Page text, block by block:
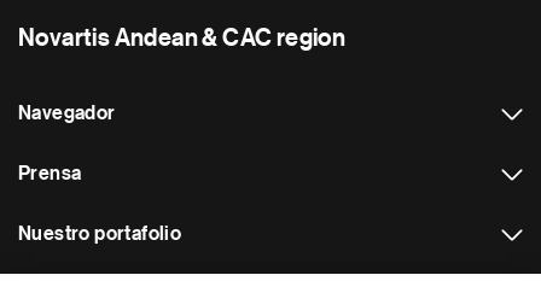
Novartis Andean & CAC region
Navegador
Prensa
Nuestro portafolio